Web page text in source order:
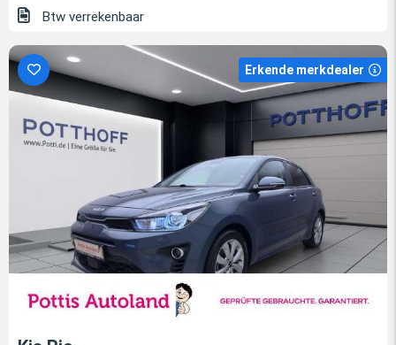
Btw verrekenbaar
Erkende merkdealer